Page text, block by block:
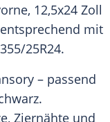
12,5x24 Zoll
mit
25R24.
– passend
Ziernähte und